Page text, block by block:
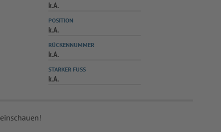
k.A.
POSITION
k.A.
RÜCKENNUMMER
k.A.
STARKER FUSS
k.A.